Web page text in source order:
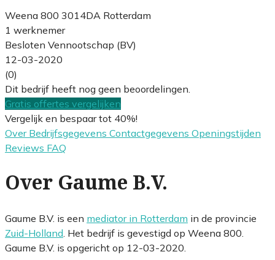
Weena 800 3014DA Rotterdam
1 werknemer
Besloten Vennootschap (BV)
12-03-2020
(0)
Dit bedrijf heeft nog geen beoordelingen.
Gratis offertes vergelijken
Vergelijk en bespaar tot 40%!
Over Bedrijfsgegevens Contactgegevens Openingstijden
Reviews FAQ
Over Gaume B.V.
Gaume B.V. is een mediator in Rotterdam in de provincie
Zuid-Holland . Het bedrijf is gevestigd op Weena 800.
Gaume B.V. is opgericht op 12-03-2020.